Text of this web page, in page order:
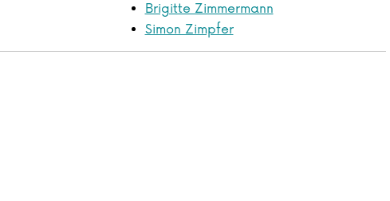
Brigitte Zimmermann
Simon Zimpfer